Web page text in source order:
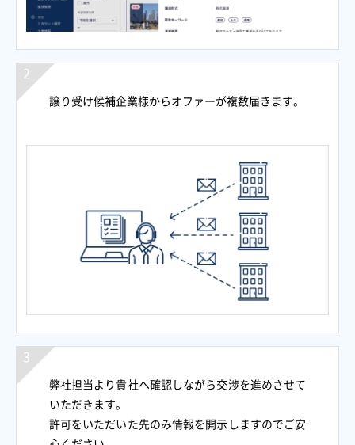
譲り受け候補企業様からオファーが複数届きます。
弊社担当より貴社へ確認しながら交渉を進めさせて
いただきます。
許可をいただいた先のみ情報を開示しますのでご安